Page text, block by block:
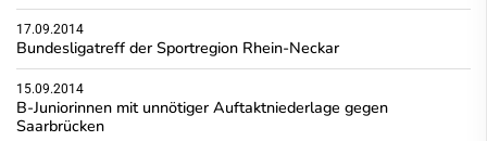
17.09.2014
Bundesligatreff der Sportregion Rhein-Neckar
15.09.2014
B-Juniorinnen mit unnötiger Auftaktniederlage gegen
Saarbrücken